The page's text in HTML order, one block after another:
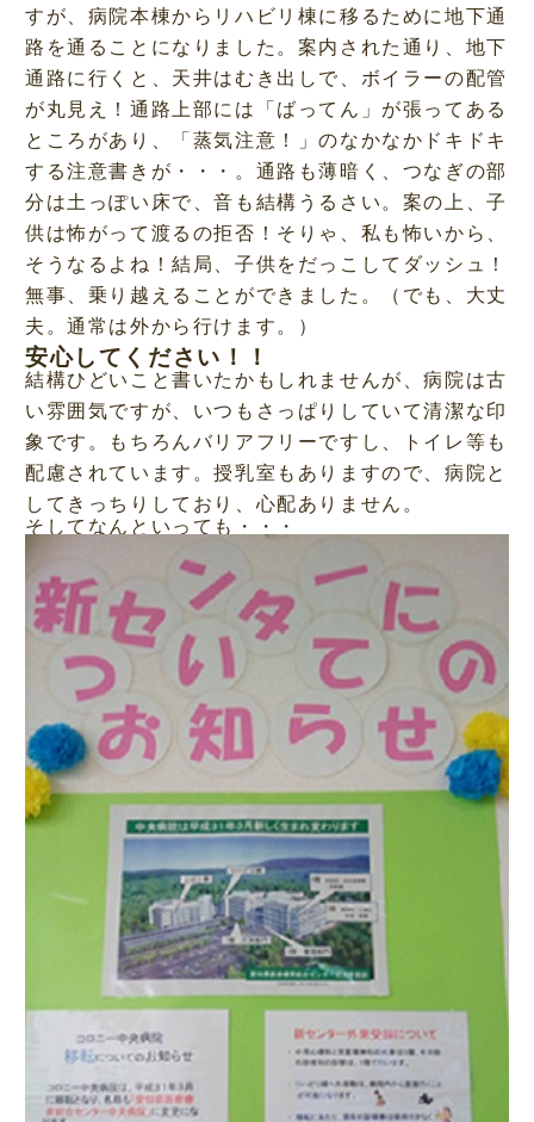
すが、病院本棟からリハビリ棟に移るために地下通
路を通ることになりました。案内された通り、地下
通路に行くと、天井はむき出しで、ボイラーの配管
が丸見え！通路上部には「ばってん」が張ってある
ところがあり、「蒸気注意！」のなかなかドキドキ
する注意書きが・・・。通路も薄暗く、つなぎの部
分は土っぽい床で、音も結構うるさい。案の上、子
供は怖がって渡るの拒否！そりゃ、私も怖いから、
そうなるよね！結局、子供をだっこしてダッシュ！
無事、乗り越えることができました。（でも、大丈
夫。通常は外から行けます。）
安心してください！！
結構ひどいこと書いたかもしれませんが、病院は古
い雰囲気ですが、いつもさっぱりしていて清潔な印
象です。もちろんバリアフリーですし、トイレ等も
配慮されています。授乳室もありますので、病院と
してきっちりしており、心配ありません。
そしてなんといっても・・・